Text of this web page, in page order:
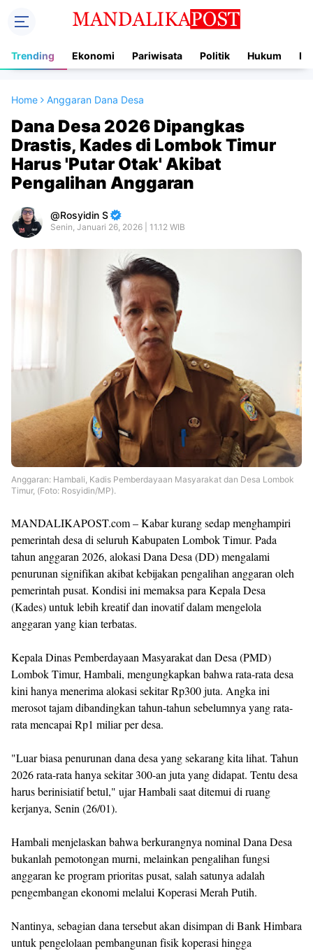
Trending Ekonomi Pariwisata Politik Hukum
Home Anggaran Dana Desa
Dana Desa 2026 Dipangkas
Drastis, Kades di Lombok Timur
Harus 'Putar Otak' Akibat
Pengalihan Anggaran
Rosyidin S
Senin, Januari 26, 2026 | 11.12 WIB
Anggaran: Hambali, Kadis Pemberdayaan Masyarakat dan Desa Lombok
Timur, (Foto: Rosyidin/MP).
MANDALIKAPOST.com – Kabar kurang sedap menghampiri
pemerintah desa di seluruh Kabupaten Lombok Timur. Pada
tahun anggaran 2026, alokasi Dana Desa (DD) mengalami
penurunan signifikan akibat kebijakan pengalihan anggaran oleh
pemerintah pusat. Kondisi ini memaksa para Kepala Desa
(Kades) untuk lebih kreatif dan inovatif dalam mengelola
anggaran yang kian terbatas.
Kepala Dinas Pemberdayaan Masyarakat dan Desa (PMD)
Lombok Timur, Hambali, mengungkapkan bahwa rata-rata desa
kini hanya menerima alokasi sekitar Rp300 juta. Angka ini
merosot tajam dibandingkan tahun-tahun sebelumnya yang rata-
rata mencapai Rp1 miliar per desa.
"Luar biasa penurunan dana desa yang sekarang kita lihat. Tahun
2026 rata-rata hanya sekitar 300-an juta yang didapat. Tentu desa
harus berinisiatif betul," ujar Hambali saat ditemui di ruang
kerjanya, Senin (26/01).
Hambali menjelaskan bahwa berkurangnya nominal Dana Desa
bukanlah pemotongan murni, melainkan pengalihan fungsi
anggaran ke program prioritas pusat, salah satunya adalah
pengembangan ekonomi melalui Koperasi Merah Putih.
Nantinya, sebagian dana tersebut akan disimpan di Bank Himbara
untuk pengelolaan pembangunan fisik koperasi hingga